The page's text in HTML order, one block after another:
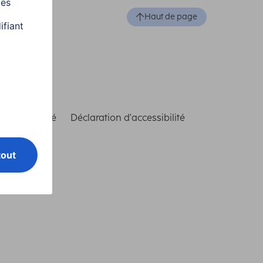
Haut de page
conformité Déclaration d'accessibilité